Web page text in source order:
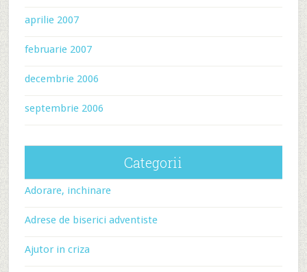
aprilie 2007
februarie 2007
decembrie 2006
septembrie 2006
Categorii
Adorare, inchinare
Adrese de biserici adventiste
Ajutor in criza